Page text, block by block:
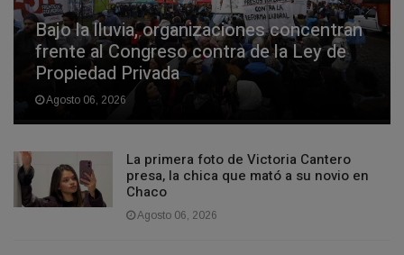
Bajo la lluvia, organizaciones concentran
frente al Congreso contra de la Ley de
Propiedad Privada
Agosto 06, 2026
La primera foto de Victoria Cantero
presa, la chica que mató a su novio en
Chaco
Agosto 06, 2026